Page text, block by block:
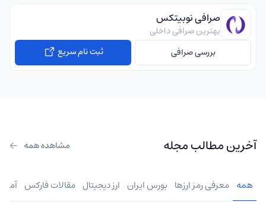
صرافی نوبیتکس
بهترین صرافی داخلی
بررسی صرافی
ثبت نام سریع
آخرین مطالب مجله مشاهده همه
همه معرفی رمز ارزها بورس ایران ارز دیجیتال مقالات فارکس